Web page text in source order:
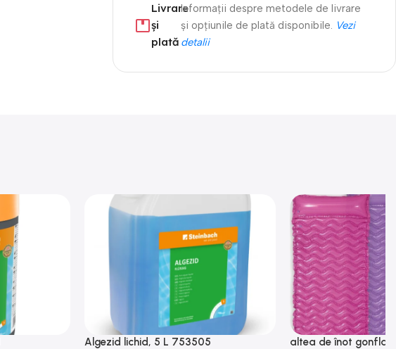
Livrare
și
plată
Informații despre metodele de livrare
și opțiunile de plată disponibile.
Vezi
detalii
Algezid lichid, 5 L 753505
altea de înot